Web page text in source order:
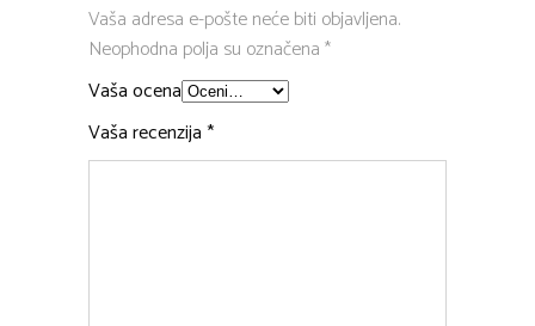
Vaša adresa e-pošte neće biti objavljena.
Neophodna polja su označena*
Vaša ocena
Vaša recenzija*